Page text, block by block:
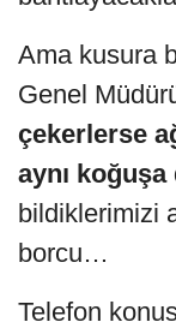
Ama kusura
Genel
çekerlerse
aynı
bildiklerimizi
borcu…
Telefon